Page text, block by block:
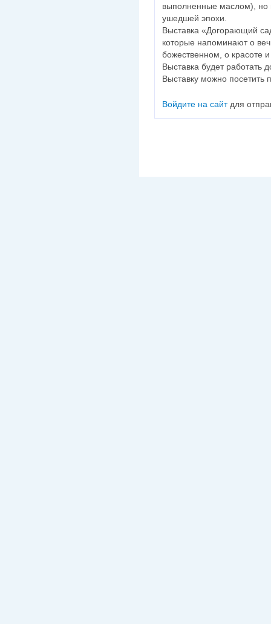
выполненные маслом), но
ушедшей эпохи.
Выставка «Догорающий
которые напоминают о
божественном, о красоте
Выставка будет работать
Выставку можно посетить
Войдите на сайтдля